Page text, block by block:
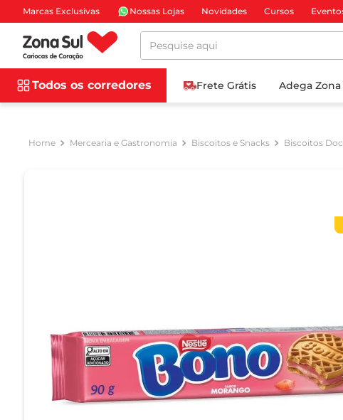
Marcas Exclusivas Nossas Lojas Novidades Cursos
Pesquise aqui
Todos os corredores Frete Grátis Adega Zona
Mercearia e Gastronomia Biscoitos e Snacks Biscoitos